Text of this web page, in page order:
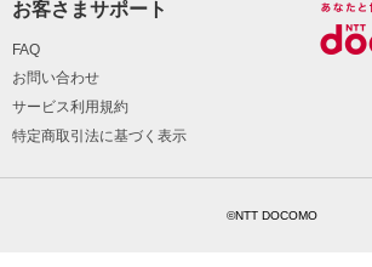
お客さまサポート
FAQ
お問い合わせ
サービス利用規約
特定商取引法に基づく表示
©NTT DOCOMO